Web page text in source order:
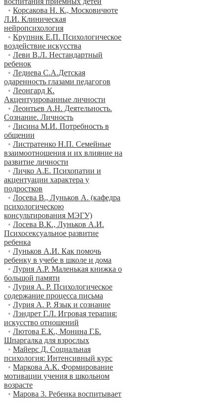
• Корсакова Н. К., Московичюте
Л.И. Клиническая
нейропсихология
• Крупник Е.П. Психологическое
воздействие искусства
• Леви В.Л. Нестандартный
ребенок
• Леднева С.А.Детская
одаренность глазами педагогов
• Леонгард К.
Акцентуированные личности
• Леонтьев А.Н. Деятельность.
Сознание. Личность
• Лисина М.И. Потребность в
общении
• Листратенко Н.П. Семейные
взаимоотношения и их влияние на
развитие личности
• Личко А.Е. Психопатии и
акцентуации характера у
подростков
• Лосева В., Луньков А. (кафедра
психологическою
консультирования МЭГУ)
• Лосева В.К., Луньков А.И.
Психосексуальное развитие
ребенка
• Луньков А.И. Как помочь
ребенку в учебе в школе и дома
• Лурия A.P. Маленькая книжка о
большой памяти
• Лурия А. Р. Психологическое
содержание процесса письма
• Лурия А. Р. Язык и сознание
• Лэндрет Г.Л. Игровая терапия:
искусство отношений
• Лютова Е.К., Монина Г.Б.
Шпаргалка для взрослых
• Майерс Д. Социальная
психология: Интенсивный курс
• Маркова А.К. Формирование
мотивации учения в школьном
возрасте
• Марова 3. Ребенка воспитывает